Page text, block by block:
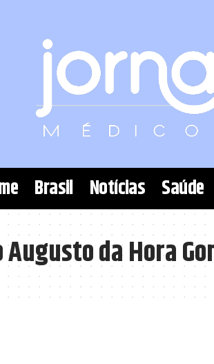
Brasil Notícias Saúde
da Hora